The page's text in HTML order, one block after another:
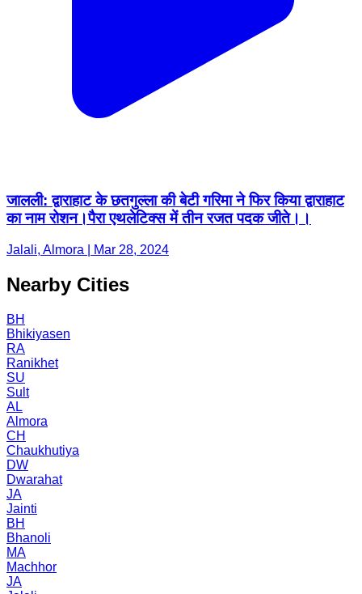
जालली: द्वाराहाट के छतगुल्ला की बेटी गरिमा ने फिर किया द्वाराहाट
का नाम रोशन।पैरा एथलेटिक्स में तीन रजत पदक जीते।।
Jalali, Almora | Mar 28, 2024
Nearby Cities
BH
Bhikiyasen
RA
Ranikhet
SU
Sult
AL
Almora
CH
Chaukhutiya
DW
Dwarahat
JA
Jainti
BH
Bhanoli
MA
Machhor
JA